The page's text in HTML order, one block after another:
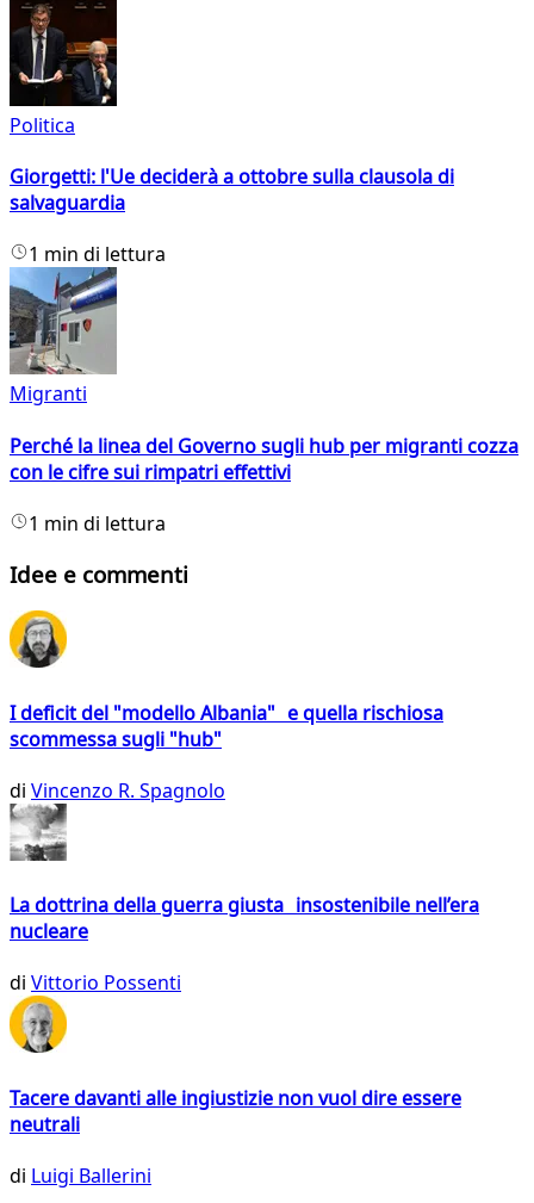
Politica
Giorgetti: l'Ue deciderà a ottobre sulla clausola di
salvaguardia
1 min di lettura
Migranti
Perché la linea del Governo sugli hub per migranti cozza
con le cifre sui rimpatri effettivi
1 min di lettura
Idee e commenti
I deficit del "modello Albania" e quella rischiosa
scommessa sugli "hub"
di Vincenzo R. Spagnolo
La dottrina della guerra giusta insostenibile nell’era
nucleare
di Vittorio Possenti
Tacere davanti alle ingiustizie non vuol dire essere
neutrali
di Luigi Ballerini